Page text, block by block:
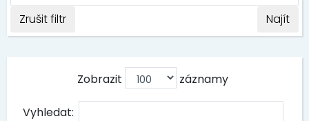
Zrušit filtr Najít
Zobrazit záznamy
Vyhledat: